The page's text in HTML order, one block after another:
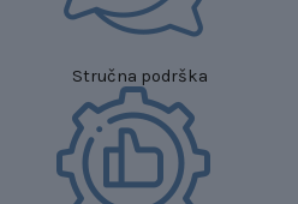
Stručna podrška